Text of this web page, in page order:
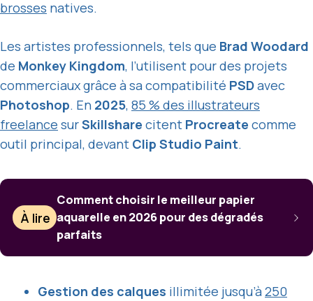
brosses natives.
Les artistes professionnels, tels que Brad Woodard
de Monkey Kingdom, l’utilisent pour des projets
commerciaux grâce à sa compatibilité PSDavec
Photoshop. En 2025, 85 % des illustrateurs
freelance surSkillshare citent Procreate comme
outil principal, devant Clip Studio Paint.
À lire
Comment choisir le meilleur papier
aquarelle en 2026 pour des dégradés
parfaits
Gestion des calques illimitée jusqu’à250